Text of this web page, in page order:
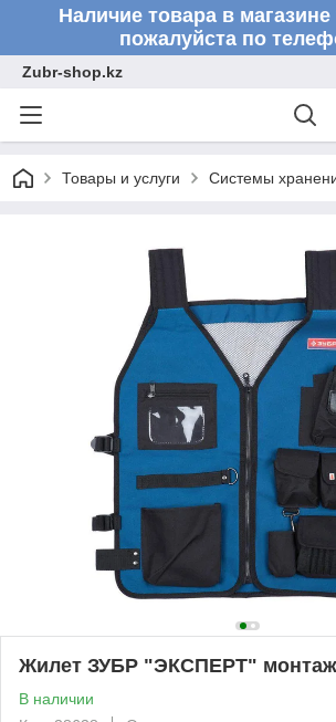
Наличие товара в магазине
пожалуйста по
Zubr-shop.kz
Товары и услуги Системы
Жилет ЗУБР "ЭКСПЕРТ"
В наличии